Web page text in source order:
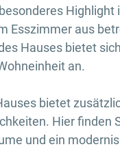
Highlight
Esszimmer aus
Hauses bietet
an.
bietet
Hier finden
und ein